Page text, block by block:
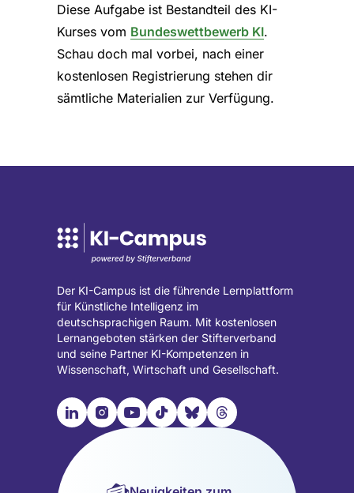
Diese Aufgabe ist Bestandteil des KI-
Kurses vom Bundeswettbewerb KI.
Schau doch mal vorbei, nach einer
kostenlosen Registrierung stehen dir
sämtliche Materialien zur Verfügung.
Der KI-Campus ist die führende Lernplattform
für Künstliche Intelligenz im
deutschsprachigen Raum. Mit kostenlosen
Lernangeboten stärken der Stifterverband
und seine Partner KI-Kompetenzen in
Wissenschaft, Wirtschaft und Gesellschaft.

Besuche
unsere
LinkedIn
📹︎
Besuche
unsere
📺︎
Besuche
🎵︎
Besuche
🦋︎
Besuche
🧵︎
Besuche
unsere